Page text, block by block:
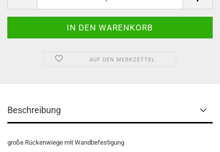
AUF DEN MERKZETTEL
Beschreibung
große Rückenwiege mit Wandbefestigung